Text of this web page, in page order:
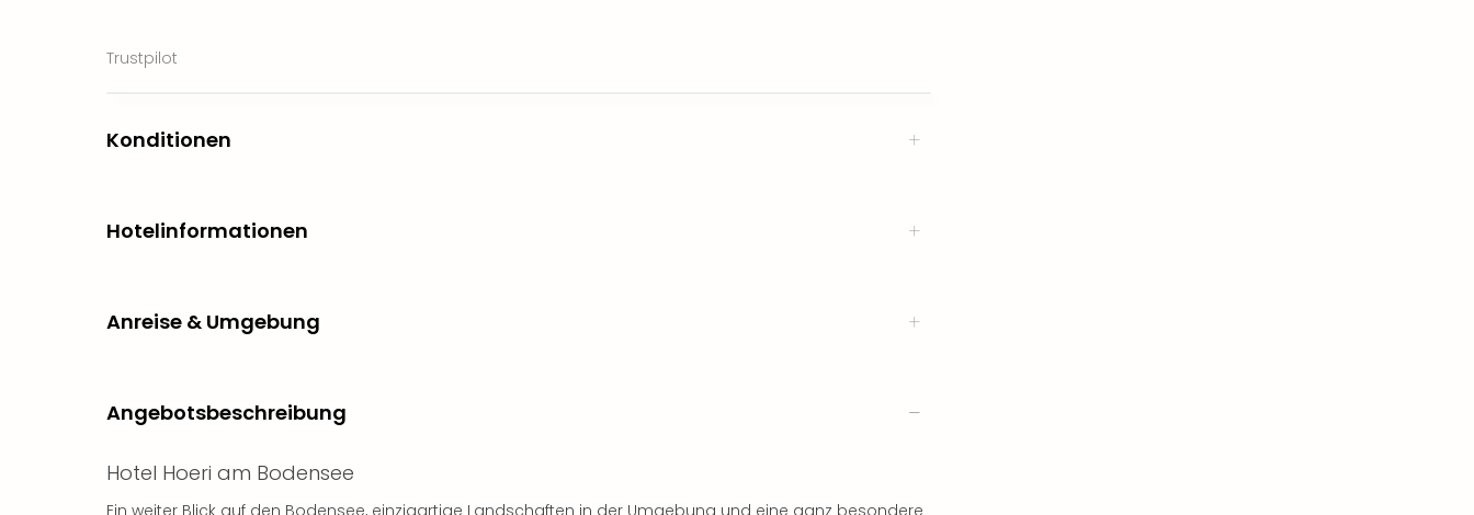
Trustpilot
Konditionen
Hotelinformationen
Anreise & Umgebung
Angebotsbeschreibung
Hotel Hoeri am Bodensee
Ein weiter Blick auf den Bodensee, einzigartige Landschaften in der Umgebung und eine ganz besondere